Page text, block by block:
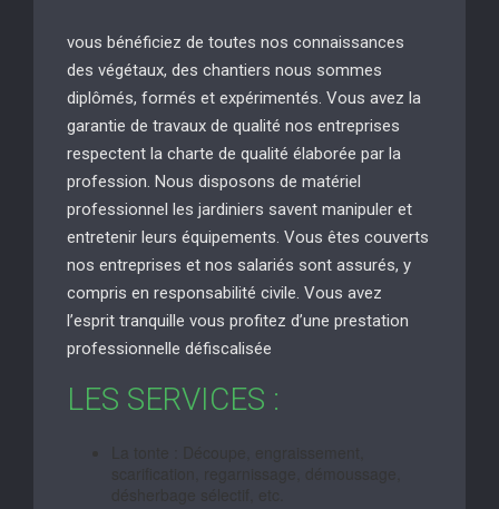
vous bénéficiez de toutes nos connaissances
des végétaux, des chantiers nous sommes
diplômés, formés et expérimentés. Vous avez la
garantie de travaux de qualité nos entreprises
respectent la charte de qualité élaborée par la
profession. Nous disposons de matériel
professionnel les jardiniers savent manipuler et
entretenir leurs équipements. Vous êtes couverts
nos entreprises et nos salariés sont assurés, y
compris en responsabilité civile. Vous avez
l’esprit tranquille vous profitez d’une prestation
professionnelle défiscalisée
LES SERVICES :